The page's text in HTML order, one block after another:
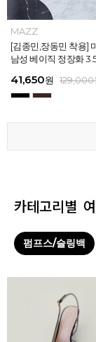
MAZZ
마쯔 by 엘칸토 남성
포인트 스니커즈
67,150원 179,000
MAZZ
[김종민,장동민 착용]
남성 베이직 정장화
41,650원 129,000
MAZZ
마쯔 by 엘칸토 남성
m LCMC92I126
38,250원 129,000
MAZZ
마쯔 by 엘칸토 남성
4cm LCMD11M111
41,650원 129,000
MAZZ
마쯔 by 엘칸토 남성
포인트 스니커즈
67,150원 179,000
MAZZ
[김종민,장동민 착용]
남성 베이직 정장화
41,650원 129,000
카테고리별
펌프스/슬링백